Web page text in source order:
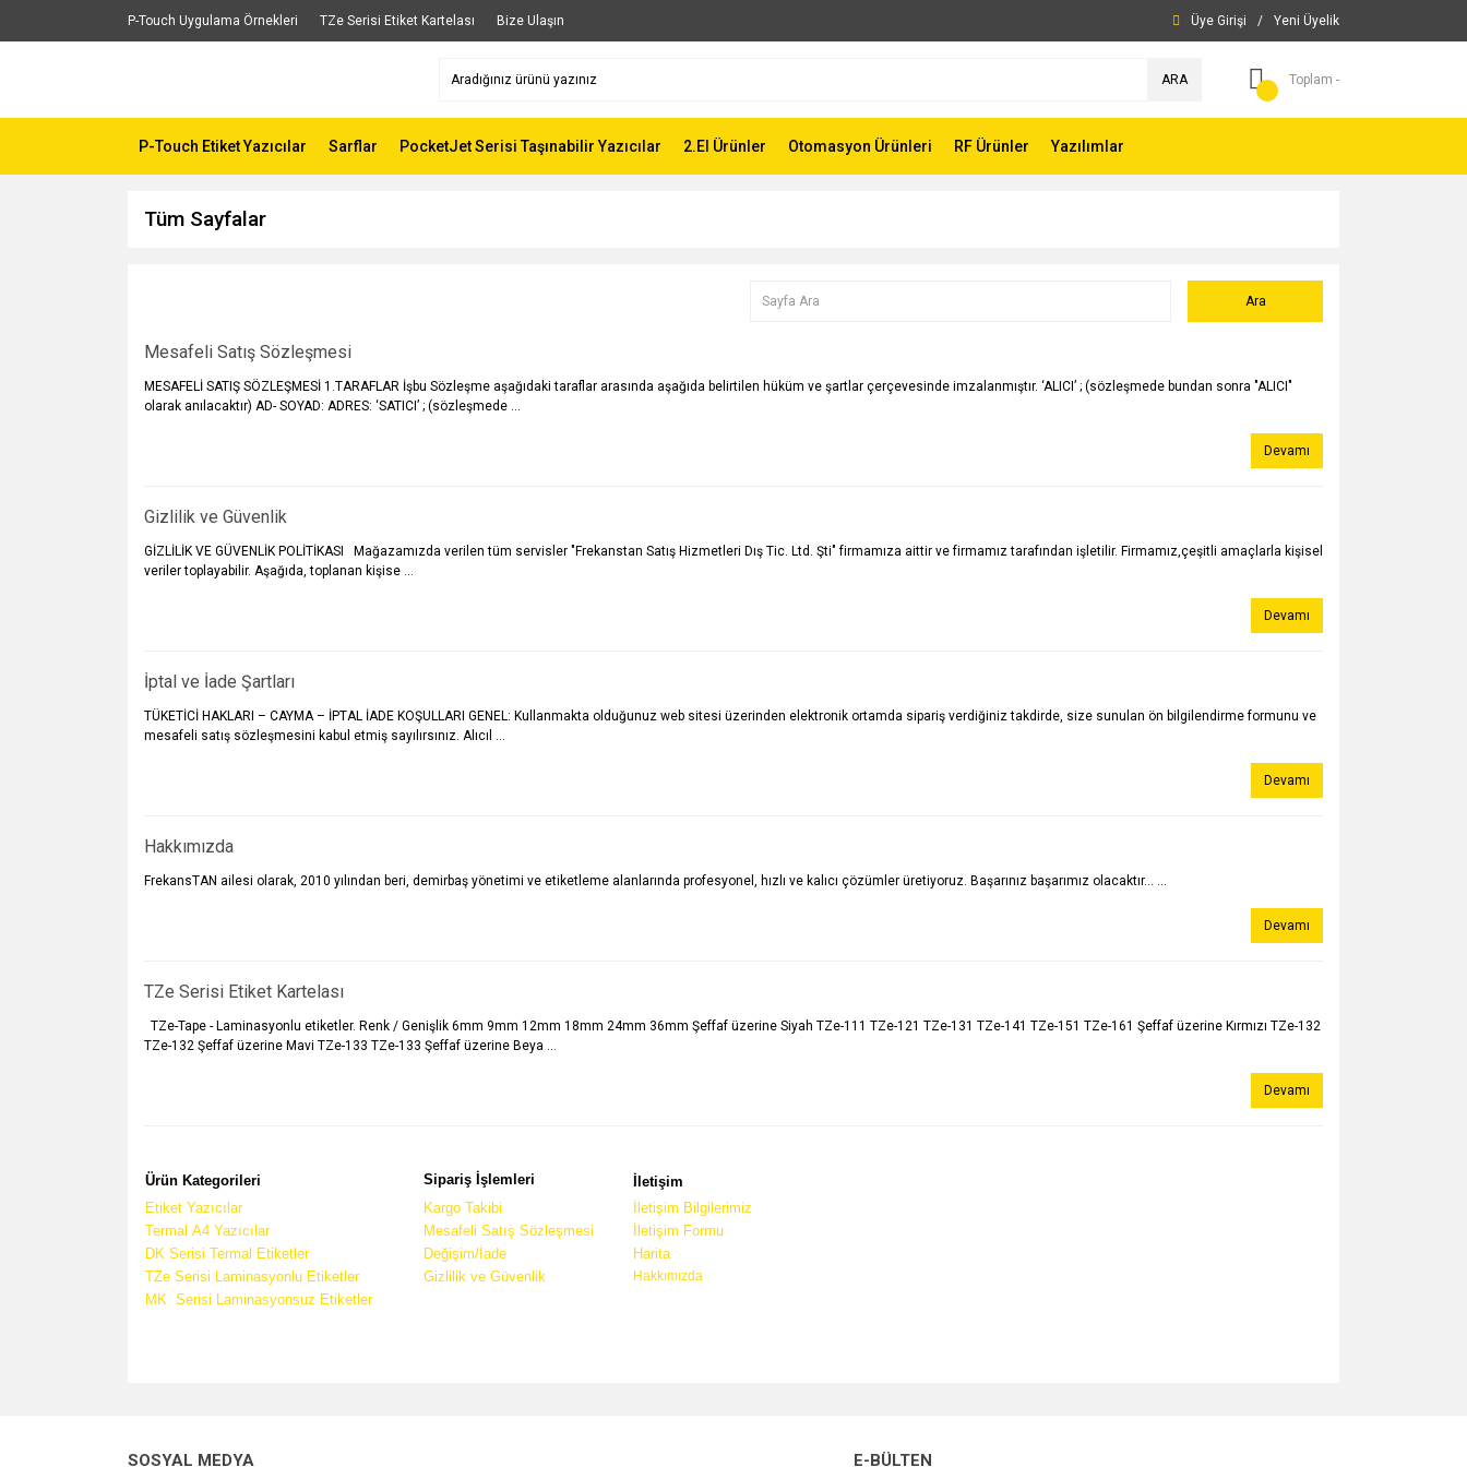
P-Touch Uygulama Örnekleri TZe Serisi Etiket Kartelası Bize Ulaşın Üye Girişi / Yeni Üyelik
ARA Toplam -
P-Touch Etiket Yazıcılar Sarflar PocketJet Serisi Taşınabilir Yazıcılar 2.El Ürünler Otomasyon Ürünleri RF Ürünler Yazılımlar
Tüm Sayfalar
Mesafeli Satış Sözleşmesi
MESAFELİ SATIŞ SÖZLEŞMESİ 1.TARAFLAR İşbu Sözleşme aşağıdaki taraflar arasında aşağıda belirtilen hüküm ve şartlar çerçevesinde imzalanmıştır. ‘ALICI’ ; (sözleşmede bundan sonra "ALICI"
olarak anılacaktır) AD- SOYAD: ADRES: ‘SATICI’ ; (sözleşmede ...
Devamı
Gizlilik ve Güvenlik
GİZLİLİK VE GÜVENLİK POLİTİKASI Mağazamızda verilen tüm servisler "Frekanstan Satış Hizmetleri Dış Tic. Ltd. Şti" firmamıza aittir ve firmamız tarafından işletilir. Firmamız,çeşitli amaçlarla kişisel
veriler toplayabilir. Aşağıda, toplanan kişise ...
Devamı
İptal ve İade Şartları
TÜKETİCİ HAKLARI – CAYMA – İPTAL İADE KOŞULLARI GENEL: Kullanmakta olduğunuz web sitesi üzerinden elektronik ortamda sipariş verdiğiniz takdirde, size sunulan ön bilgilendirme formunu ve
mesafeli satış sözleşmesini kabul etmiş sayılırsınız. Alıcıl ...
Devamı
Hakkımızda
FrekansTAN ailesi olarak, 2010 yılından beri, demirbaş yönetimi ve etiketleme alanlarında profesyonel, hızlı ve kalıcı çözümler üretiyoruz. Başarınız başarımız olacaktır... ...
Devamı
TZe Serisi Etiket Kartelası
TZe-Tape - Laminasyonlu etiketler. Renk / Genişlik 6mm 9mm 12mm 18mm 24mm 36mm Şeffaf üzerine Siyah TZe-111 TZe-121 TZe-131 TZe-141 TZe-151 TZe-161 Şeffaf üzerine Kırmızı TZe-132
TZe-132 Şeffaf üzerine Mavi TZe-133 TZe-133 Şeffaf üzerine Beya ...
Devamı
Ürün Kategorileri Sipariş İşlemleri
İletişim
Etiket Yazıcılar
Kargo Takibi
İletişim Bilgilerimiz
Termal A4 Yazıcılar
Mesafeli Satış Sözleşmesi
İletişim Formu
DK Serisi Termal Etiketler
Değişim/İade
Harita
TZe Serisi Laminasyonlu Etiketler
Gizlilik ve Güvenlik Hakkımızda
MK Serisi Laminasyonsuz Etiketler
SOSYAL MEDYA E-BÜLTEN